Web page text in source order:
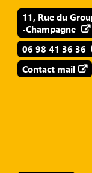
11, Rue du
-Champagne
06 98 41 36 36
Contact mail